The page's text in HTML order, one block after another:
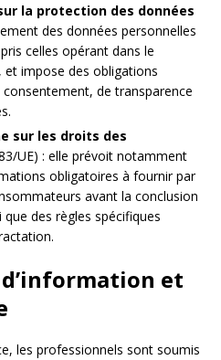
la protection des données
des données personnelles
celles opérant dans le
impose des obligations
de transparence
sur les droits des
UE) : elle prévoit notamment
obligatoires à fournir par
avant la conclusion
que des règles spécifiques
et
les professionnels sont soumis